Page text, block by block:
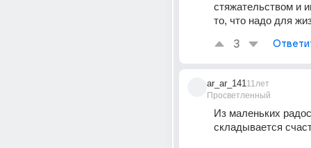
стяжательством и
то, что надо для
3
ar_ar_141
Просветленный
11лет
Из маленьких
складывается